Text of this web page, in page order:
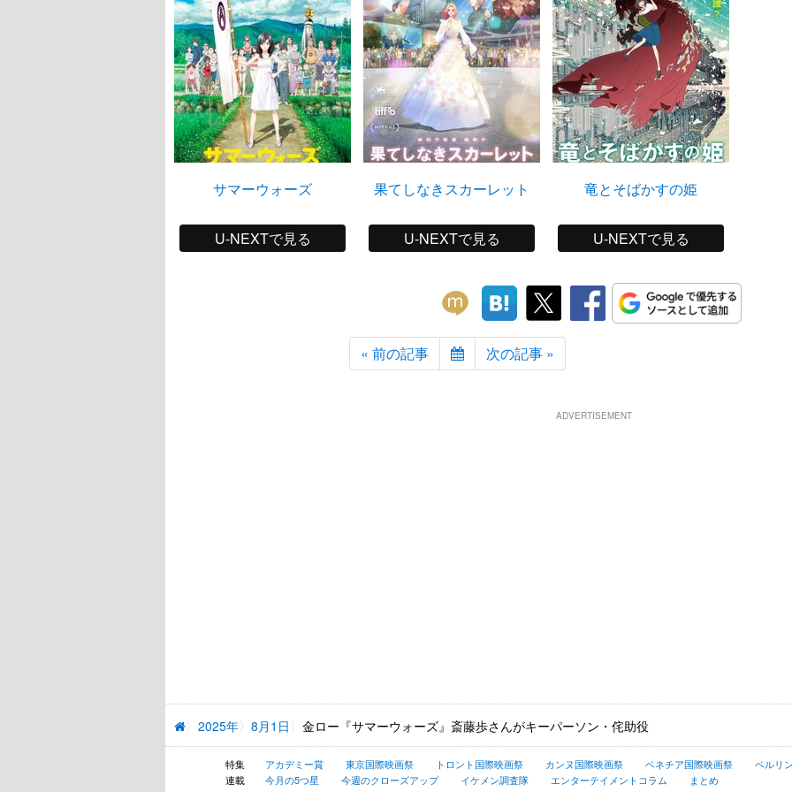
サマーウォーズ
U-NEXTで見る
果てしなきスカーレット
U-NEXTで見る
竜とそばかすの姫
U-NEXTで見る
« 前の記事 次の記事 »
ADVERTISEMENT
2025年 8月1日 金ロー『サマーウォーズ』斎藤歩さんがキーパーソン・侘助役
特集 アカデミー賞 東京国際映画祭 トロント国際映画祭 カンヌ国際映画祭 ベネチア国際映画祭 ベルリ
連載
今月の5つ星 今週のクローズアップ イケメン調査隊 エンターテイメントコラム
まとめ